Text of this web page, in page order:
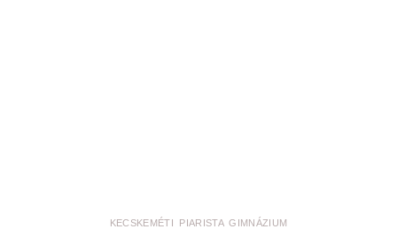
KECSKEMÉTI PIARISTA GIMNÁZIUM